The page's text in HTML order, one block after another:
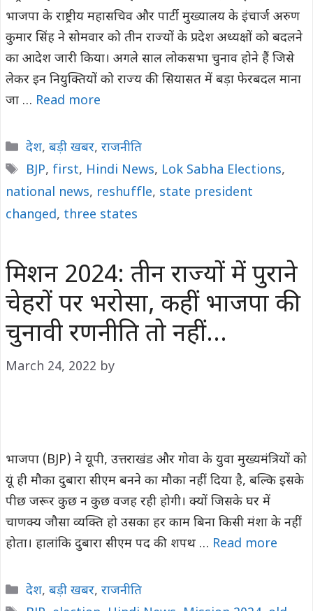
भाजपा के राष्ट्रीय महासचिव और पार्टी मुख्यालय के इंचार्ज अरुण
कुमार सिंह ने सोमवार को तीन राज्यों के प्रदेश अध्यक्षों को बदलने
का आदेश जारी किया। अगले साल लोकसभा चुनाव होने हैं जिसे
लेकर इन नियुक्तियों को राज्य की सियासत में बड़ा फेरबदल माना
जा … Read more
Categories
देश, बड़ी खबर, राजनीति
Tags
BJP, first, Hindi News, Lok Sabha Elections,
national news, reshuffle, state president
changed, three states
मिशन 2024: तीन राज्यों में पुराने
चेहरों पर भरोसा, कहीं भाजपा की
चुनावी रणनीति तो नहीं…
March 24, 2022 by
भाजपा (BJP) ने यूपी, उत्तराखंड और गोवा के युवा मुख्यमंत्रियों को
यूं ही मौका दुबारा सीएम बनने का मौका नहीं दिया है, बल्कि इसके
पीछ जरूर कुछ न कुछ वजह रही होगी। क्यों जिसके घर में
चाणक्य जौसा व्यक्ति हो उसका हर काम बिना किसी मंशा के नहीं
होता। हालांकि दुबारा सीएम पद की शपथ … Read more
Categories
देश, बड़ी खबर, राजनीति